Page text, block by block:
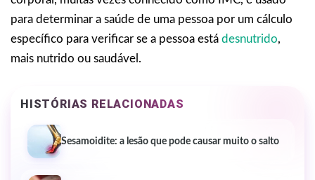
para determinar a saúde de uma pessoa por um cálculo
específico para verificar se a pessoa está desnutrido,
mais nutrido ou saudável.
HISTÓRIAS RELACIONADAS
Sesamoidite: a lesão que pode causar muito o salto